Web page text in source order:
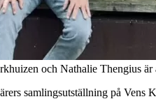
och Nathalie Thengius är
samlingsutställning på Vens